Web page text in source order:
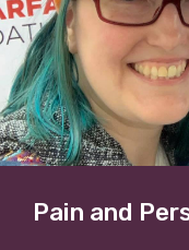
Pain and